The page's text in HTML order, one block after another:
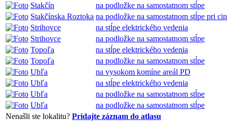
Stakčín
na podložke na samostatnom stĺpe
Stakčínska Roztoka na podložke na samostatnom stĺpe pri
Strihovce
na stĺpe elektrického vedenia
Strihovce
na podložke na samostatnom stĺpe
Topoľa
na stĺpe elektrického vedenia
Topoľa
na podložke na samostatnom stĺpe
Ubľa
na vysokom komíne areál PD
Ubľa
na stĺpe elektrického vedenia
Ubľa
na podložke na samostatnom stĺpe
Ubľa
na podložke na samostatnom stĺpe
Nenašli ste lokalitu? Pridajte záznam do atlasu